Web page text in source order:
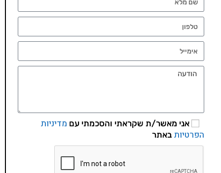
אני מאשר/ת שקראתי והסכמתי עם מדיניות
הפרטיות באתר